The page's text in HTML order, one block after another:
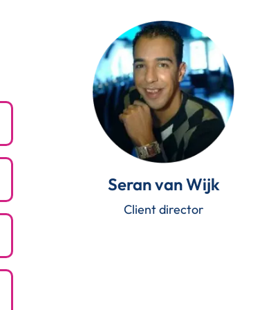
Seran van Wijk
Client director